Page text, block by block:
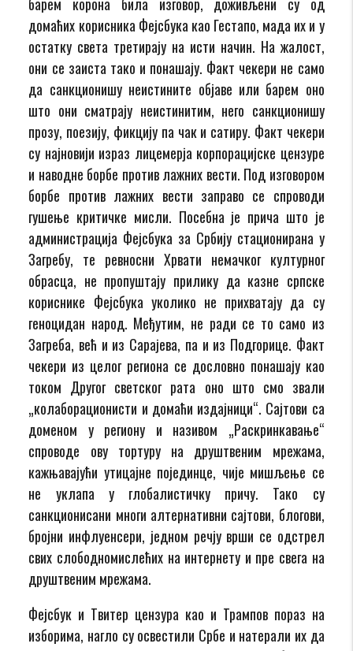
домаћих корисника Фејсбука као Гестапо, мада их и у
остатку света третирају на исти начин. На жалост,
они се заиста тако и понашају. Факт чекери не само
да санкционишу неистините објаве или барем оно
што они сматрају неистинитим, него санкционишу
прозу, поезију, фикцију па чак и сатиру. Факт чекери
су најновији израз лицемерја корпорацијске цензуре
и наводне борбе против лажних вести. Под изговором
борбе против лажних вести заправо се спроводи
гушење критичке мисли. Посебна је прича што је
администрација Фејсбука за Србију стационирана у
Загребу, те ревносни Хрвати немачког културног
обрасца, не пропуштају прилику да казне српске
кориснике Фејсбука уколико не прихватају да су
геноцидан народ. Међутим, не ради се то само из
Загреба, већ и из Сарајева, па и из Подгорице. Факт
чекери из целог региона се дословно понашају као
током Другог светског рата оно што смо звали
„колаборационисти и домаћи издајници“. Сајтови са
доменом у региону и називом „Раскринкавање“
спроводе ову тортуру на друштвеним мрежама,
кажњавајући утицајне појединце, чије мишљење се
не уклапа у глобалистичку причу. Тако су
санкционисани многи алтернативни сајтови, блогови,
бројни инфлуенсери, једном речју врши се одстрел
свих слободномислећих на интернету и пре свега на
друштвеним мрежама.
Фејсбук и Твитер цензура као и Трампов пораз на
изборима, нагло су освестили Србе и натерали их да